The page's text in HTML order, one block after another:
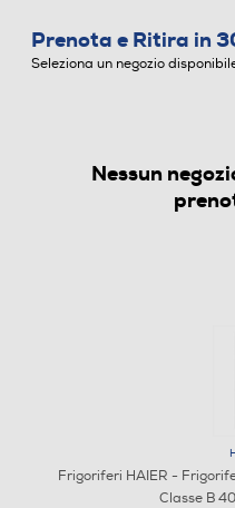
FRIGORIFERI
Prenota e Ritira in
Seleziona un negozio
Nessun
Frigoriferi HAIER -
Classe B